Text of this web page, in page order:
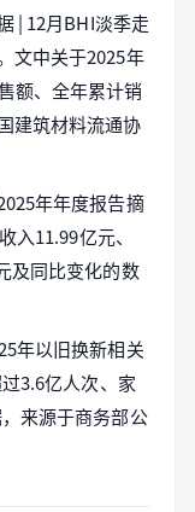
| 12月BHI淡季走
文中关于2025年
额、全年累计销
建筑材料流通协
年年度报告摘
入11.99亿元、
及同比变化的数
年以旧换新相关
3.6亿人次、家
来源于商务部公